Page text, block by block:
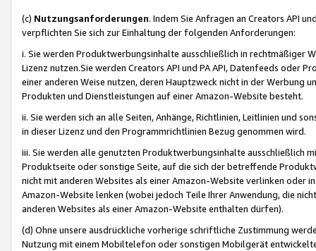
(c) Nutzungsanforderungen. Indem Sie Anfragen an Creators API
verpflichten Sie sich zur Einhaltung der folgenden Anforderungen:
i. Sie werden Produktwerbungsinhalte ausschließlich in rechtmäßiger
Lizenz nutzen.Sie werden Creators API und PA API, Datenfeeds oder
einer anderen Weise nutzen, deren Hauptzweck nicht in der Werbung
Produkten und Dienstleistungen auf einer Amazon-Website besteht.
ii. Sie werden sich an alle Seiten, Anhänge, Richtlinien, Leitlinien und
in dieser Lizenz und den Programmrichtlinien Bezug genommen wird.
iii. Sie werden alle genutzten Produktwerbungsinhalte ausschließlich
Produktseite oder sonstige Seite, auf die sich der betreffende
nicht mit anderen Websites als einer Amazon-Website verlinken oder
Amazon-Website lenken (wobei jedoch Teile Ihrer Anwendung, die
anderen Websites als einer Amazon-Website enthalten dürfen).
(d) Ohne unsere ausdrückliche vorherige schriftliche Zustimmung
Nutzung mit einem Mobiltelefon oder sonstigen Mobilgerät